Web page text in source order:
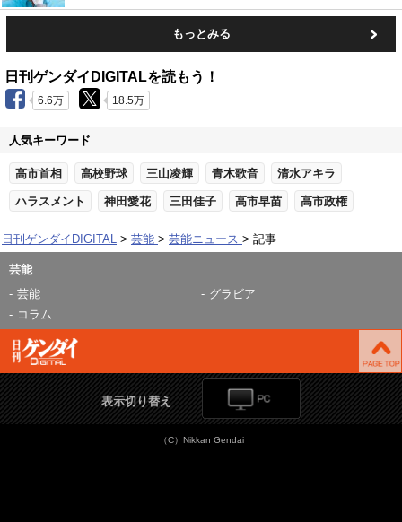
もっとみる
日刊ゲンダイDIGITALを読もう！
6.6万 18.5万
人気キーワード
高市首相 高校野球 三山凌輝 青木歌音 清水アキラ
ハラスメント 神田愛花 三田佳子 高市早苗 高市政権
日刊ゲンダイDIGITAL 芸能 芸能ニュース 記事
芸能
芸能
グラビア
コラム
表示切り替え
（C）Nikkan Gendai